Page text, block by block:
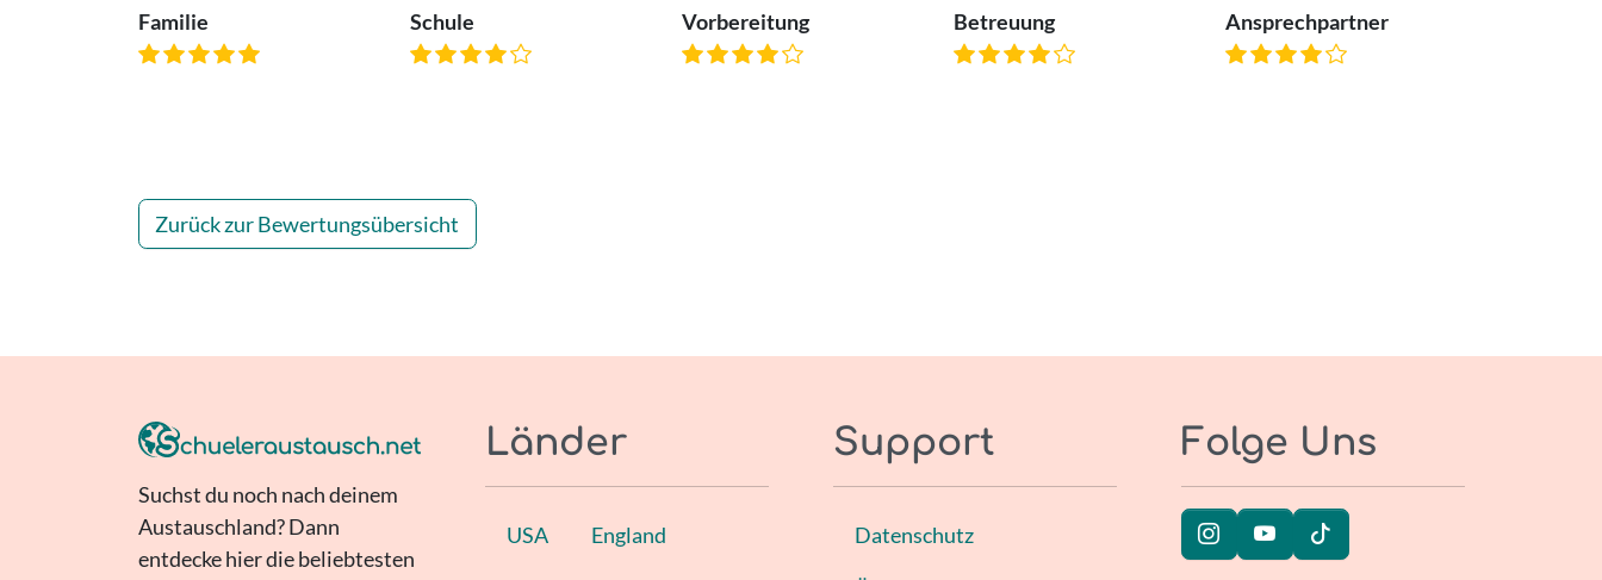
Familie Schule Vorbereitung Betreuung Ansprechpartner
Zurück zur Bewertungsübersicht
Suchst du noch nach deinem
Austauschland? Dann
entdecke hier die beliebtesten
Länder
USA England
Support
Datenschutz
Folge Uns